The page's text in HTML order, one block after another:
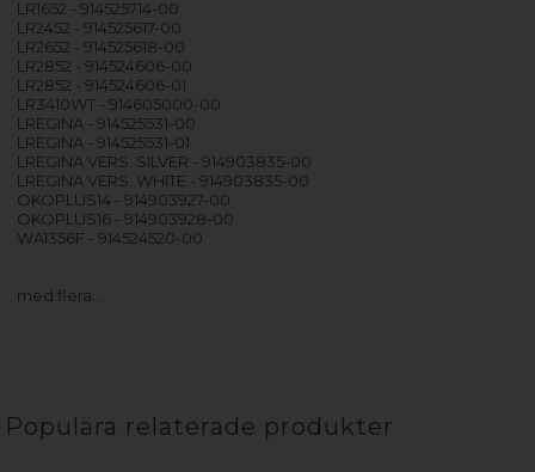
LR1652 - 914525714-00
LR2452 - 914525617-00
LR2652 - 914525618-00
LR2852 - 914524606-00
LR2852 - 914524606-01
LR3410WT - 914605000-00
LREGINA - 914525531-00
LREGINA - 914525531-01
LREGINA VERS. SILVER - 914903835-00
LREGINA VERS. WHITE - 914903835-00
OKOPLUS14 - 914903927-00
OKOPLUS16 - 914903928-00
WA1356F - 914524520-00
med flera…
Populära relaterade produkter